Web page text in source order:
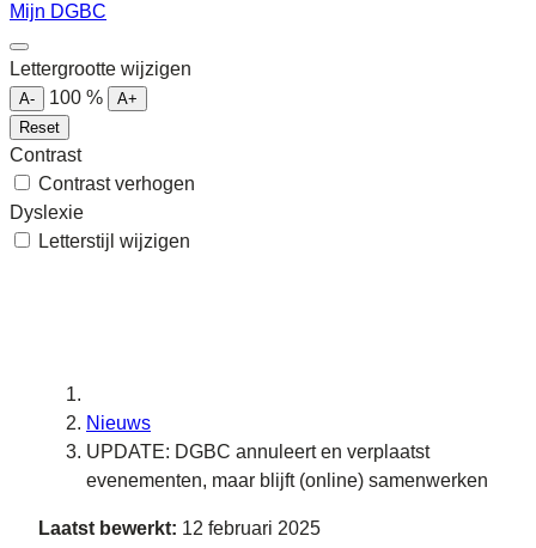
Mijn DGBC
Lettergrootte wijzigen
A- 100 %
A+
Reset
Contrast
Contrast verhogen
Dyslexie
Letterstijl wijzigen
Nieuws
UPDATE: DGBC annuleert en verplaatst
evenementen, maar blijft (online) samenwerken
Laatst bewerkt: 12 februari 2025